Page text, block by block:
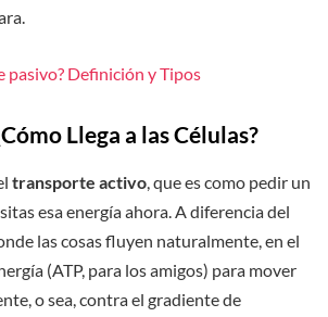
pasivo? Definición y Tipos
Llega a las Células?
transporte activo, que es como pedir un
esa energía ahora. A diferencia del
las cosas fluyen naturalmente, en el
(ATP, para los amigos) para mover
o sea, contra el gradiente de